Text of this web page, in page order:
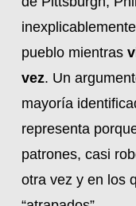
pueblo mientras
vez. Un
mayoría
representa
patrones, casi
otra vez y en los